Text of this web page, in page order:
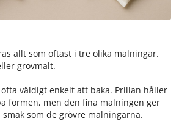
allt som oftast i tre olika malningar.
grovmalt.
väldigt enkelt att baka. Prillan håller
formen, men den fina malningen ger
som de grövre malningarna.